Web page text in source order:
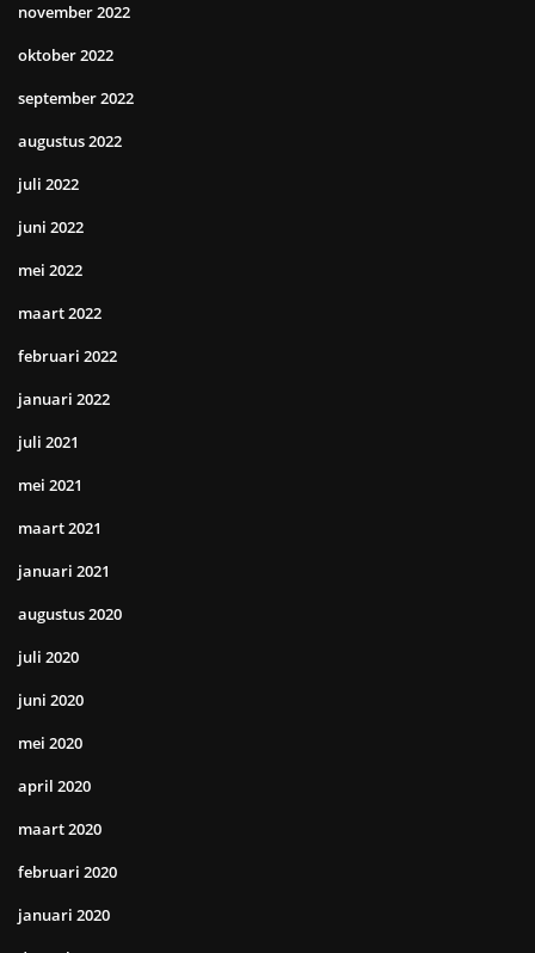
november 2022
oktober 2022
september 2022
augustus 2022
juli 2022
juni 2022
mei 2022
maart 2022
februari 2022
januari 2022
juli 2021
mei 2021
maart 2021
januari 2021
augustus 2020
juli 2020
juni 2020
mei 2020
april 2020
maart 2020
februari 2020
januari 2020